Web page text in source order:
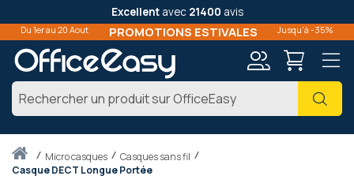
Excellentavec 21400 avis
Du 1er au 20 Aout PROMOTIONS ESTIVALES Jusqu'à -35%
Accueilmicro casques
Casques sans fil
Casque DECT Longue Portée